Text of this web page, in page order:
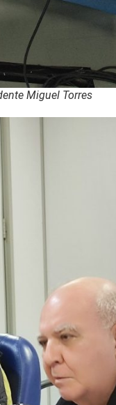
Miguel Torres